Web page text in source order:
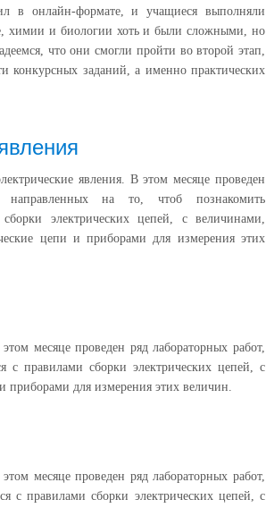
в онлайн-формате, и учащиеся выполняли
химии и биологии хоть и были сложными, но
что они смогли пройти во второй этап,
конкурсных заданий, а именно практических
явления. В этом месяце проведен
направленных на то, чтоб познакомить
электрических цепей, с величинами,
цепи и приборами для измерения этих
месяце проведен ряд лабораторных работ,
с правилами сборки электрических цепей, с
приборами для измерения этих величин.
месяце проведен ряд лабораторных работ,
с правилами сборки электрических цепей, с